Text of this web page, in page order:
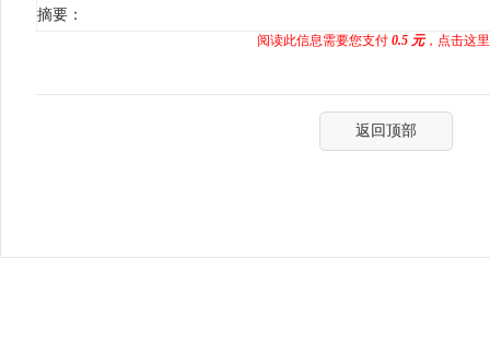
摘要：
阅读此信息需要您支付 0.5 元，点击这
返回顶部